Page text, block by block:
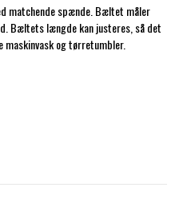
matchende spænde. Bæltet måler
Bæltets længde kan justeres, så det
og tørretumbler.